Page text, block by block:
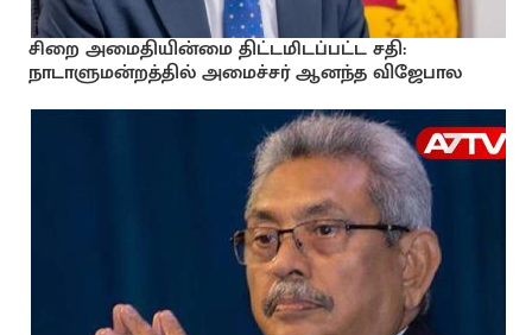
சிறை அமைதியின்மை திட்டமிடப்பட்ட சதி:
நாடாளுமன்றத்தில் அமைச்சர் ஆனந்த விஜேபால